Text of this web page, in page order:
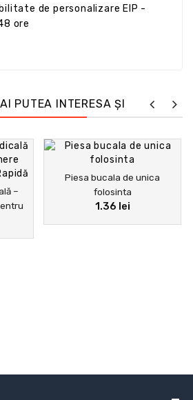
de personalizare EIP -
ore
PUTEA INTERESA ȘI
–
Piesa bucala de unica
folosinta
1.36 lei